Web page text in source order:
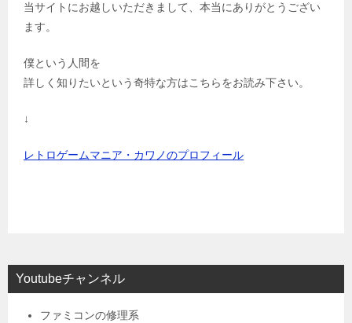
当サイトにお越しいただきまして、本当にありがとうござい
ます。
僕という人間を
詳しく知りたいという奇特な方はこちらをお読み下さい。
↓
レトロゲームマニア・カワノのプロフィール
Youtubeチャンネル
ファミコンの修理系